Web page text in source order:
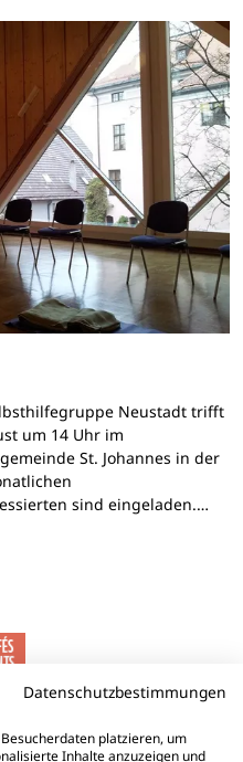
Neustadt trifft
um 14 Uhr im
St. Johannes in der
sind eingeladen.…
Datenschutzbestimmungen
platzieren, um
Inhalte anzuzeigen und